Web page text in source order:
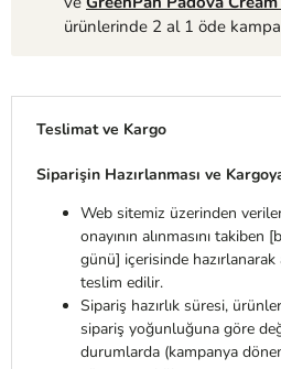
ürünlerinde 2 al 1 öde
Teslimat ve Kargo
Siparişin Hazırlanması ve
Web sitemiz üzerinden
onayının alınmasını
günü] içerisinde
teslim edilir.
Sipariş hazırlık süresi,
sipariş yoğunluğuna göre
durumlarda (kampanya